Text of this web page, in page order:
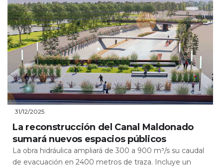
31/12/2025
La reconstrucción del Canal Maldonado
sumará nuevos espacios públicos
La obra hidráulica ampliará de 300 a 900 m³/s su caudal
de evacuación en 2400 metros de traza. Incluye un